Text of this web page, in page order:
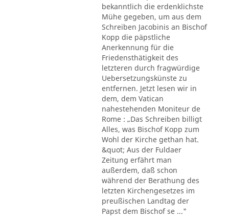
bekanntlich die erdenklichste
Mühe gegeben, um aus dem
Schreiben Jacobinis an Bischof
Kopp die päpstliche
Anerkennung für die
Friedensthätigkeit des
letzteren durch fragwürdige
Uebersetzungskünste zu
entfernen. Jetzt lesen wir in
dem, dem Vatican
nahestehenden Moniteur de
Rome : „Das Schreiben billigt
Alles, was Bischof Kopp zum
Wohl der Kirche gethan hat.
&quot; Aus der Fuldaer
Zeitung erfährt man
außerdem, daß schon
während der Berathung des
letzten Kirchengesetzes im
preußischen Landtag der
Papst dem Bischof se ..."